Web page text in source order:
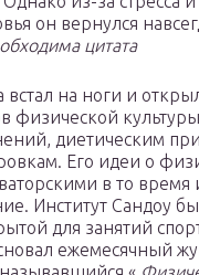
он вернулся
цитата
встал на ноги и
физической
диетическим
Его идеи о
в то время
Институт Сандоу
для занятий
ежемесячный